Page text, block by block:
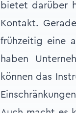
bietet darüber
Kontakt.
frühzeitig eine
haben
können das